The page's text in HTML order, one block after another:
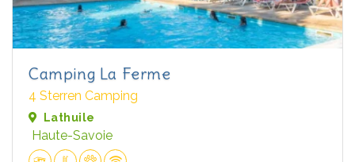
Camping La Ferme
4 Sterren Camping
Lathuile
Haute-Savoie